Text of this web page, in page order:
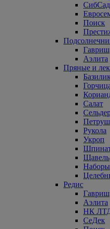
СибСад
Поиск
Гавриш
Аэлита
Пряные и
Базилик
Салат
Рукола
Укроп
Щавель
Наборы
Редис
Гавриш
Аэлита
НК
СеДек